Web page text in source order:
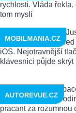
MOBILMANIA.CZ
AUTOREVUE.CZ